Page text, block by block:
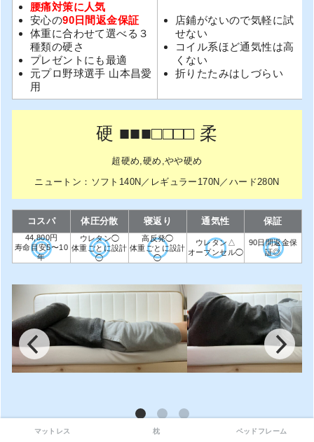
腰痛対策に人気
安心の90日間返金保証
体重に合わせて選べる３
種類の硬さ
プレゼントにも最適
元プロ野球選手 山本昌愛
用
店鋪がないので気軽に試
せない
コイル系ほど通気性は高
くない
折りたたみはしづらい
硬 ■■■□□□□ 柔
超硬め,硬め,やや硬め
ニュートン：ソフト140N／レギュラー170N／ハード280N
コスパ 体圧分散 寝返り 通気性 保証
44,800円
寿命目安5〜10
年
ウレタン◯
体重ごとに設計
◯
高反発◯
体重ごとに設計
◯
ウレタン△
オープンセル◯
90日間返金保
証◎
マットレス 枕 ベッドフレーム